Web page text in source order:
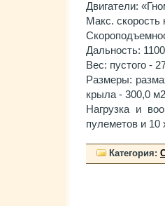
Двигатели:
Макс. скорость
Дальность:
Вес: пустого -
Размеры:
крыла - 300,0 м2
Нагрузка и
пулеметов и 10
Категория: